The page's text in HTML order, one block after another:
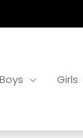
Boys Girls